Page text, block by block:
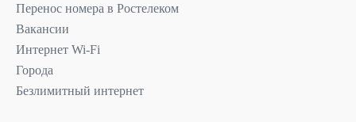
Перенос номера в Ростелеком
Вакансии
Интернет Wi-Fi
Города
Безлимитный интернет